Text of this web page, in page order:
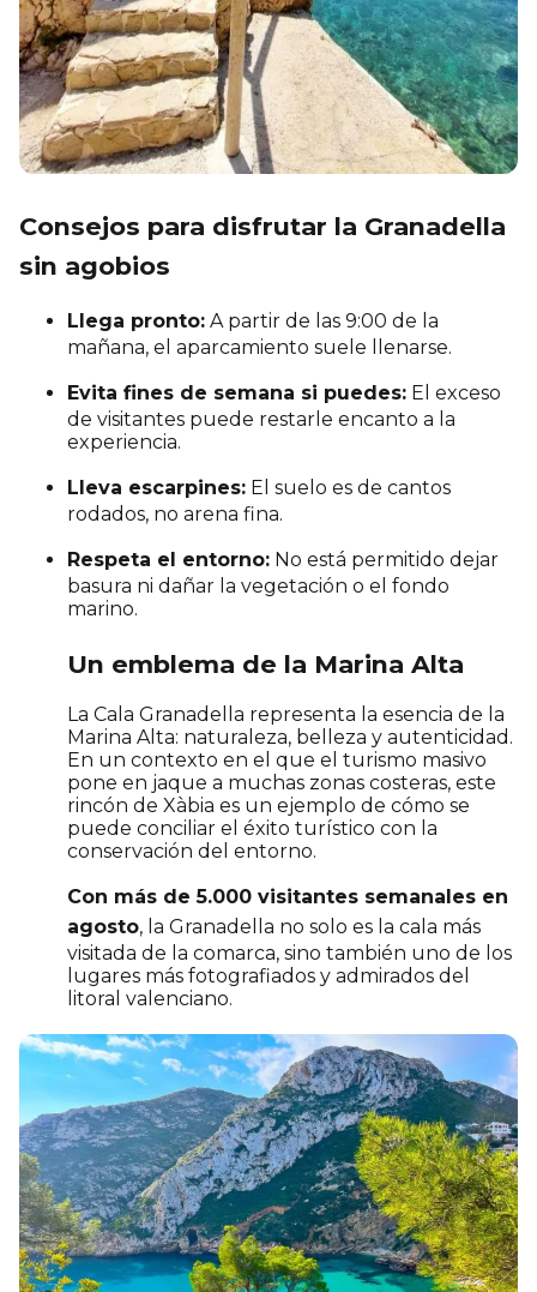
Consejos para disfrutar la Granadella
sin agobios
Llega pronto: A partir de las 9:00 de la
mañana, el aparcamiento suele llenarse.
Evita fines de semana si puedes: El exceso
de visitantes puede restarle encanto a la
experiencia.
Lleva escarpines: El suelo es de cantos
rodados, no arena fina.
Respeta el entorno: No está permitido dejar
basura ni dañar la vegetación o el fondo
marino.
Un emblema de la Marina Alta
La Cala Granadella representa la esencia de la
Marina Alta: naturaleza, belleza y autenticidad.
En un contexto en el que el turismo masivo
pone en jaque a muchas zonas costeras, este
rincón de Xàbia es un ejemplo de cómo se
puede conciliar el éxito turístico con la
conservación del entorno.
Con más de 5.000 visitantes semanales en
agosto, la Granadella no solo es la cala más
visitada de la comarca, sino también uno de los
lugares más fotografiados y admirados del
litoral valenciano.